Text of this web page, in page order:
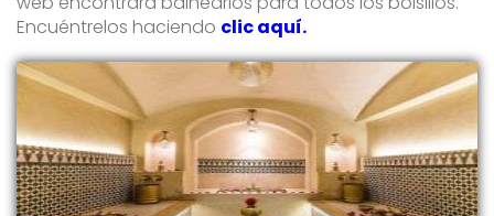
Encuéntrelos haciendo clic aquí.